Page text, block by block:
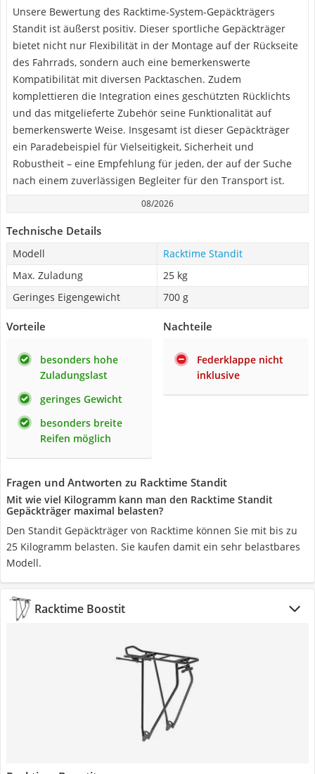
Unsere Bewertung des Racktime-System-Gepäckträgers
Standit ist äußerst positiv. Dieser sportliche Gepäckträger
bietet nicht nur Flexibilität in der Montage auf der Rückseite
des Fahrrads, sondern auch eine bemerkenswerte
Kompatibilität mit diversen Packtaschen. Zudem
komplettieren die Integration eines geschützten Rücklichts
und das mitgelieferte Zubehör seine Funktionalität auf
bemerkenswerte Weise. Insgesamt ist dieser Gepäckträger
ein Paradebeispiel für Vielseitigkeit, Sicherheit und
Robustheit – eine Empfehlung für jeden, der auf der Suche
nach einem zuverlässigen Begleiter für den Transport ist.
08/2026
Technische Details
Modell
Racktime Standit
Max. Zuladung
25 kg
Geringes Eigengewicht
700 g
Vorteile
besonders hohe
Zuladungslast
geringes Gewicht
besonders breite
Reifen möglich
Nachteile
Federklappe nicht
inklusive
Fragen und Antworten zu Racktime Standit
Mit wie viel Kilogramm kann man den Racktime Standit
Gepäckträger maximal belasten?
Den Standit Gepäckträger von Racktime können Sie mit bis zu
25 Kilogramm belasten. Sie kaufen damit ein sehr belastbares
Modell.
Racktime Boostit